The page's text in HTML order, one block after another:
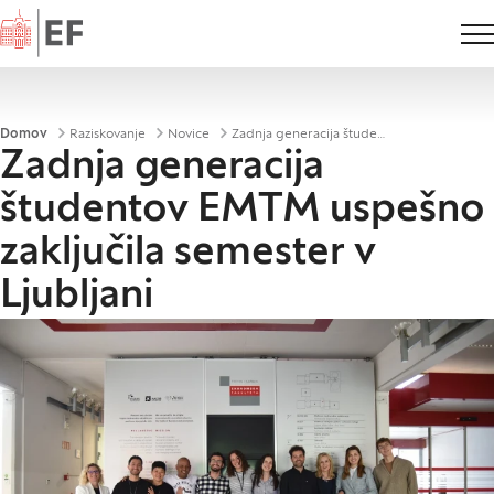
Domov
Drobtinice
Domov Raziskovanje Novice Zadnja generacija študentov EMTM uspešno zaključila semester v Ljubljani
Zadnja generacija
študentov EMTM uspešno
zaključila semester v
Ljubljani